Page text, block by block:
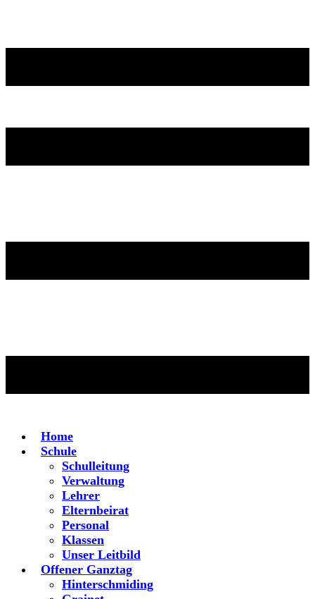
Home
Schule
Schulleitung
Verwaltung
Lehrer
Elternbeirat
Personal
Klassen
Unser Leitbild
Offener Ganztag
Hinterschmiding